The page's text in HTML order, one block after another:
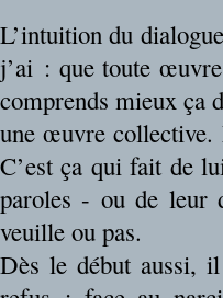
L’intuition du
j’ai : que toute
comprends mieux ça
une œuvre collective.
C’est ça qui fait de
paroles - ou de leur
veuille ou pas.
Dès le début aussi,